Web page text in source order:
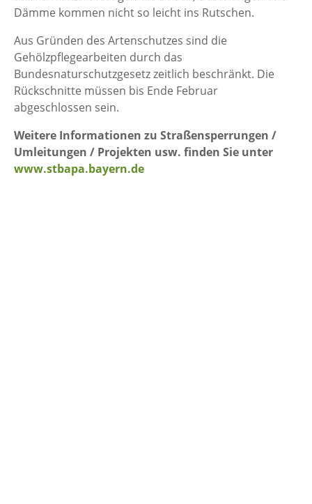
Dämme kommen nicht so leicht ins Rutschen.
Aus Gründen des Artenschutzes sind die
Gehölzpflegearbeiten durch das
Bundesnaturschutzgesetz zeitlich beschränkt. Die
Rückschnitte müssen bis Ende Februar
abgeschlossen sein.
Weitere Informationen zu Straßensperrungen /
Umleitungen / Projekten usw. finden Sie unter
www.stbapa.bayern.de